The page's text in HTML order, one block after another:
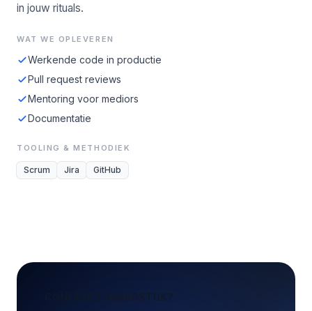
in jouw rituals.
WAT WE OPLEVEREN
Werkende code in productie
Pull request reviews
Mentoring voor mediors
Documentatie
TOOLING & METHODIEK
Scrum Jira GitHub
CONCREET VRAAGSTUK?